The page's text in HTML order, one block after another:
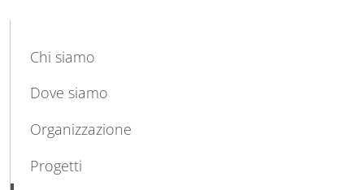
MAIN NAVIGATION
Chi siamo
Dove siamo
Organizzazione
Progetti